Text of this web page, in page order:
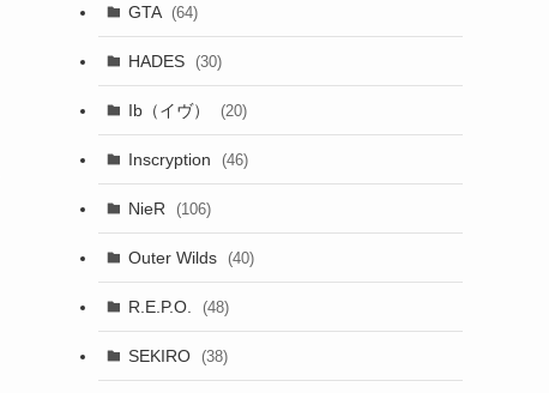
GTA (64)
HADES (30)
Ib（イヴ） (20)
Inscryption (46)
NieR (106)
Outer Wilds (40)
R.E.P.O. (48)
SEKIRO (38)